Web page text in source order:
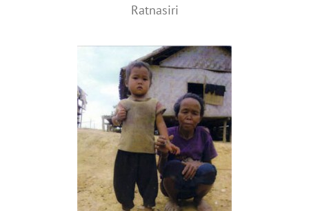
Ratnasiri